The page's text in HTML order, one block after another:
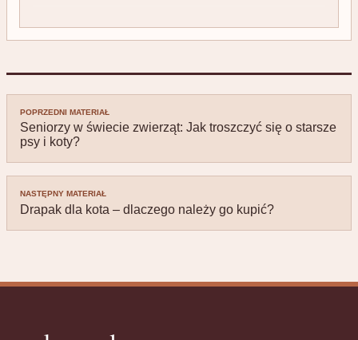
Nawigacja
wpisu
POPRZEDNI MATERIAŁ
Seniorzy w świecie zwierząt: Jak troszczyć się o starsze
psy i koty?
NASTĘPNY MATERIAŁ
Drapak dla kota – dlaczego należy go kupić?